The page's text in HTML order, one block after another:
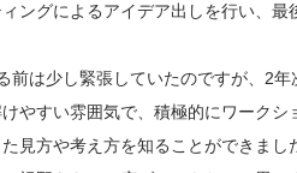
ングによるアイデア出しを行い、最
は少し緊張していたのですが、2
やすい雰囲気で、積極的にワークシ
見方や考え方を知ることができまし